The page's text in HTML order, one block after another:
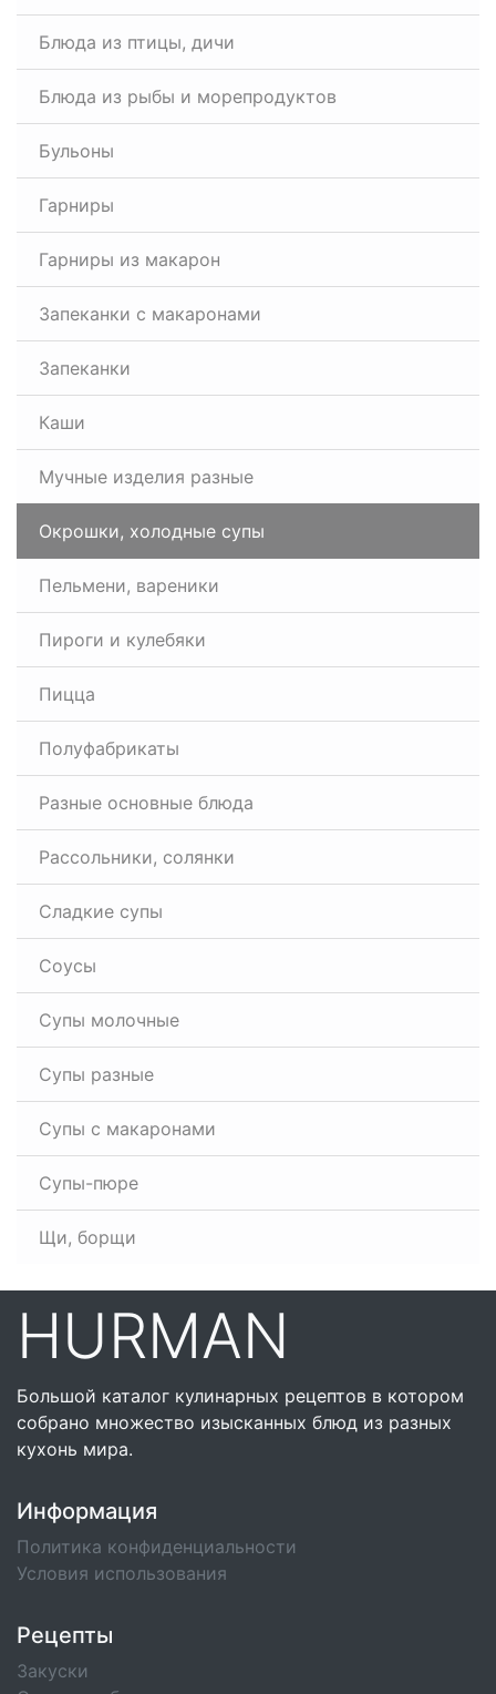
Блюда из птицы, дичи
Блюда из рыбы и морепродуктов
Бульоны
Гарниры
Гарниры из макарон
Запеканки с макаронами
Запеканки
Каши
Мучные изделия разные
Окрошки, холодные супы
Пельмени, вареники
Пироги и кулебяки
Пицца
Полуфабрикаты
Разные основные блюда
Рассольники, солянки
Сладкие супы
Соусы
Супы молочные
Супы разные
Супы с макаронами
Супы-пюре
Щи, борщи
HURMAN
Большой каталог кулинарных рецептов в котором
собрано множество изысканных блюд из разных
кухонь мира.
Информация
Политика конфиденциальности
Условия использования
Рецепты
Закуски